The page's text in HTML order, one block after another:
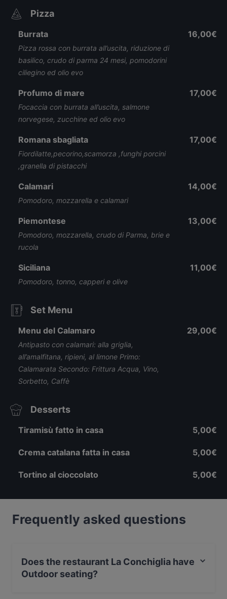
Pizza
Burrata
Pizza rossa con burrata all’uscita, riduzione di
basilico, crudo di parma 24 mesi, pomodorini
ciliegino ed olio evo
16,00€
Profumo di mare
Focaccia con burrata all’uscita, salmone
norvegese, zucchine ed olio evo
17,00€
Romana sbagliata
Fiordilatte,pecorino,scamorza ,funghi porcini
,granella di pistacchi
17,00€
Calamari
Pomodoro, mozzarella e calamari
14,00€
Piemontese
Pomodoro, mozzarella, crudo di Parma, brie e
rucola
13,00€
Siciliana
Pomodoro, tonno, capperi e olive
11,00€
Set Menu
Menu del Calamaro
Antipasto con calamari: alla griglia,
all’amalfitana, ripieni, al limone Primo:
Calamarata Secondo: Frittura Acqua, Vino,
Sorbetto, Caffè
29,00€
Desserts
Tiramisù fatto in casa 5,00€
Crema catalana fatta in casa 5,00€
Tortino al cioccolato 5,00€
Frequently asked questions
Does the restaurant La Conchiglia have
Outdoor seating?